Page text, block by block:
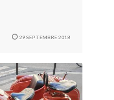
29 SEPTEMBRE 2018